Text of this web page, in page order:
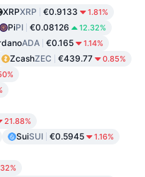
XRPXRP €0.9133 1.81%
PiPI €0.08126 12.32%
ADA €0.165 1.14%
ZcashZEC €439.77 0.85%
21.88%
SuiSUI €0.5945 1.16%